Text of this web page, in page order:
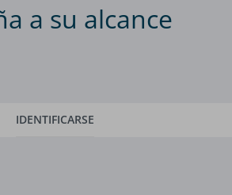
a su alcance
IDENTIFICARSE